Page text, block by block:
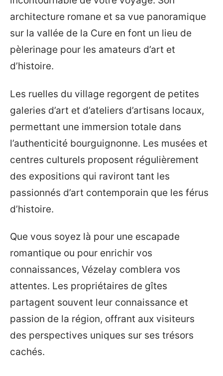
architecture romane et sa vue panoramique
sur la vallée de la Cure en font un lieu de
pèlerinage pour les amateurs d’art et
d’histoire.
Les ruelles du village regorgent de petites
galeries d’art et d’ateliers d’artisans locaux,
permettant une immersion totale dans
l’authenticité bourguignonne. Les musées et
centres culturels proposent régulièrement
des expositions qui raviront tant les
passionnés d’art contemporain que les férus
d’histoire.
Que vous soyez là pour une escapade
romantique ou pour enrichir vos
connaissances, Vézelay comblera vos
attentes. Les propriétaires de gîtes
partagent souvent leur connaissance et
passion de la région, offrant aux visiteurs
des perspectives uniques sur ses trésors
cachés.